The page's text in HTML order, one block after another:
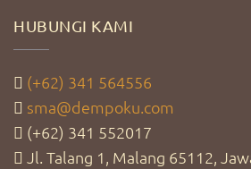
HUBUNGI KAMI
(+62) 341 564556
sma@dempoku.com
(+62) 341 552017
Jl. Talang 1, Malang 65112,